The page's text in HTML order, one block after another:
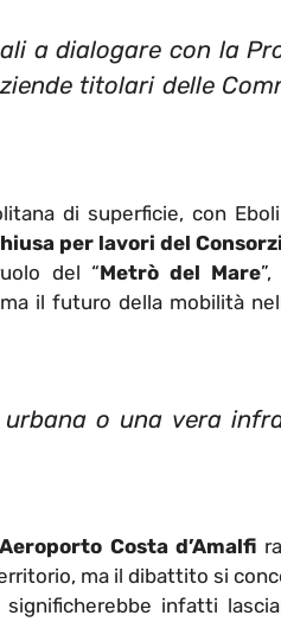
a dialogare con la
titolari delle
di superficie, con
per lavori del
del “Metrò del Mare
il futuro della mobilità
urbana o una vera
Costa d’Amalfi
ma il dibattito si
infatti